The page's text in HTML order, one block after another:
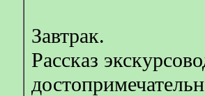
Завтрак.
Рассказ